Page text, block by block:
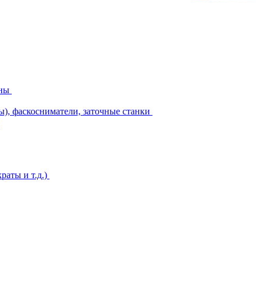
фаскосниматели, заточные станки
и т.д.)